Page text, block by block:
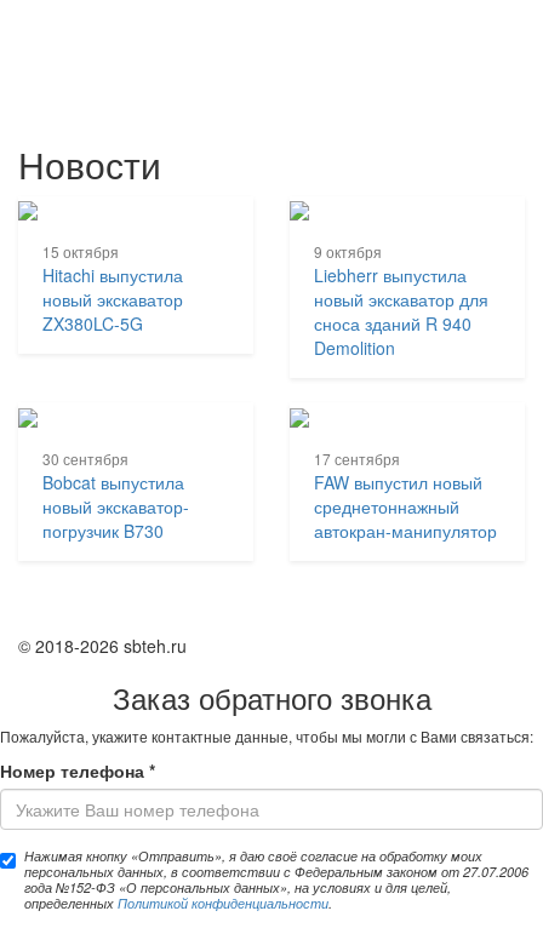
Новости
15 октября
Hitachi выпустила
новый экскаватор
ZX380LC-5G
9 октября
Liebherr выпустила
новый экскаватор для
сноса зданий R 940
Demolition
30 сентября
Bobcat выпустила
новый экскаватор-
погрузчик B730
17 сентября
FAW выпустил новый
среднетоннажный
автокран-манипулятор
© 2018-2026 sbteh.ru
Заказ обратного звонка
Пожалуйста, укажите контактные данные, чтобы мы могли с Вами связаться:
Номер телефона *
Нажимая кнопку «Отправить», я даю своё согласие на обработку моих
персональных данных, в соответствии с Федеральным законом от 27.07.2006
года №152-ФЗ «О персональных данных», на условиях и для целей,
определенных Политикой конфиденциальности